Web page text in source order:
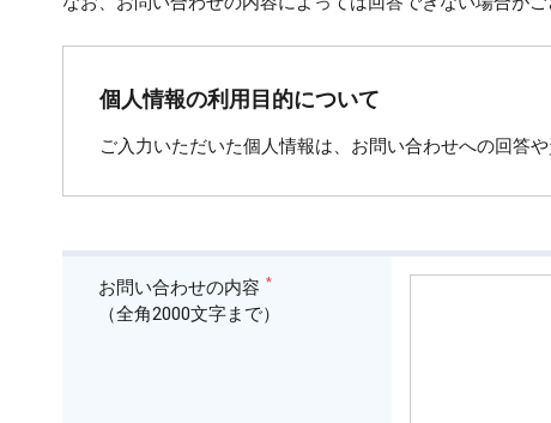
個人情報の利用目的について
ご入力いただいた個人情報は、お問い合わせへの回答
お問い合わせの内容 *
（全角2000文字まで）